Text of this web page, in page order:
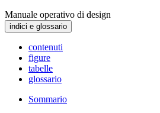
Manuale operativo di design
indici e glossario
contenuti
figure
tabelle
glossario
Sommario